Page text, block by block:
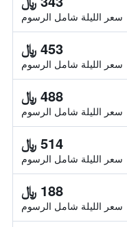
سعر الليلة شامل الرسوم
453 ﷼
سعر الليلة شامل الرسوم
488 ﷼
سعر الليلة شامل الرسوم
514 ﷼
سعر الليلة شامل الرسوم
188 ﷼
سعر الليلة شامل الرسوم